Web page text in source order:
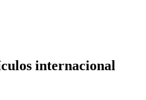
internacional